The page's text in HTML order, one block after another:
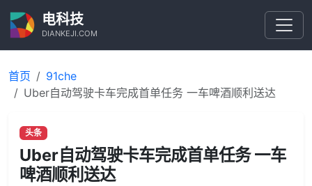
电科技
DIANKEJI.COM
首页
91che
Uber自动驾驶卡车完成首单任务 一车啤酒顺利送达
头条
Uber自动驾驶卡车完成首单任务 一车
啤酒顺利送达